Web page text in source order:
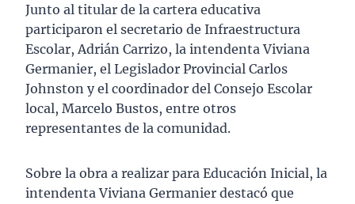
Junto al titular de la cartera educativa
participaron el secretario de Infraestructura
Escolar, Adrián Carrizo, la intendenta Viviana
Germanier, el Legislador Provincial Carlos
Johnston y el coordinador del Consejo Escolar
local, Marcelo Bustos, entre otros
representantes de la comunidad.
Sobre la obra a realizar para Educación Inicial, la
intendenta Viviana Germanier destacó que